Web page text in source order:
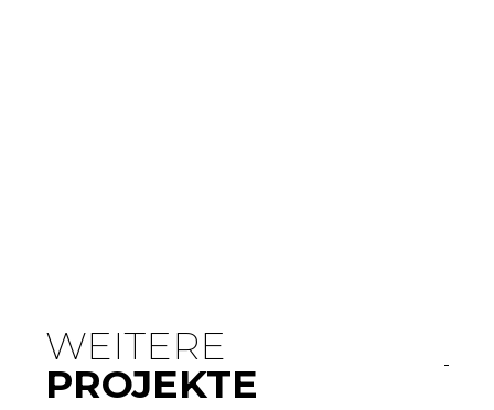
WEITERE
PROJEKTE